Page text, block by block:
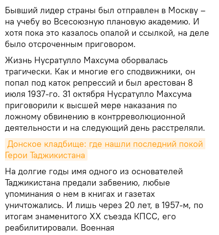
Бывший лидер страны был отправлен в Москву –
на учебу во Всесоюзную плановую академию. И
хотя пока это казалось опалой и ссылкой, на деле
было отсроченным приговором.
Жизнь Нусратулло Махсума оборвалась
трагически. Как и многие его сподвижники, он
попал под каток репрессий и был арестован 8
июля 1937-го. 31 октября Нусратулло Махсума
приговорили к высшей мере наказания по
ложному обвинению в контрреволюционной
деятельности и на следующий день расстреляли.
Донское кладбище: где нашли последний покой
Герои Таджикистана
На долгие годы имя одного из основателей
Таджикистана предали забвению, любые
упоминания о нем в книгах и газетах
уничтожались. И лишь через 20 лет, в 1957-м, по
итогам знаменитого XX съезда КПСС, его
реабилитировали. Военная